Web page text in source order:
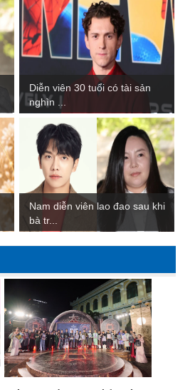
Diễn viên 30 tuổi có tài sản
nghìn ...
Nam diễn viên lao đao sau khi
bà tr...